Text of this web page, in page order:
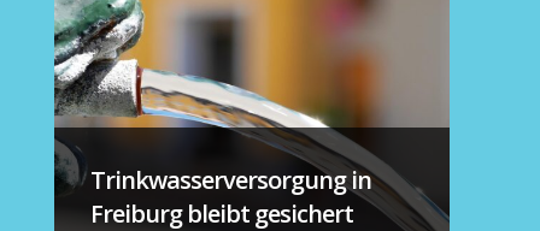
Trinkwasserversorgung in
Freiburg bleibt gesichert